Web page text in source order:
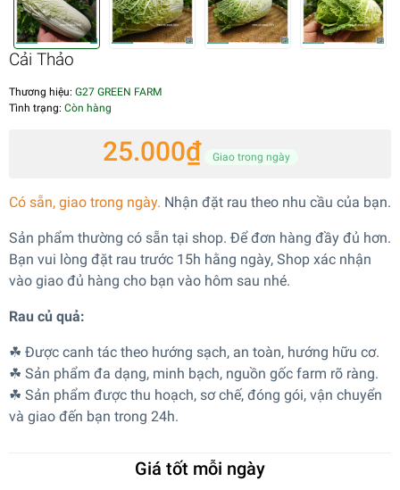
Cải Thảo
Thương hiệu: G27 GREEN FARM
Tình trạng: Còn hàng
25.000₫ Giao trong ngày
Có sẵn, giao trong ngày. Nhận đặt rau theo nhu cầu của bạn.
Sản phẩm thường có sẵn tại shop. Để đơn hàng đầy đủ hơn.
Bạn vui lòng đặt rau trước 15h hằng ngày, Shop xác nhận
vào giao đủ hàng cho bạn vào hôm sau nhé.
Rau củ quả:
☘ Được canh tác theo hướng sạch, an toàn, hướng hữu cơ.
☘ Sản phẩm đa dạng, minh bạch, nguồn gốc farm rõ ràng.
☘ Sản phẩm được thu hoạch, sơ chế, đóng gói, vận chuyển
và giao đến bạn trong 24h.
Giá tốt mỗi ngày